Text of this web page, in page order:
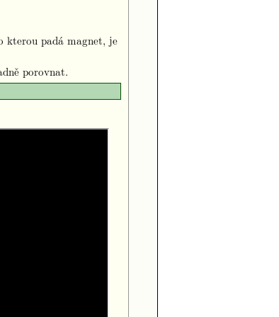
kterou padá magnet, je
porovnat.